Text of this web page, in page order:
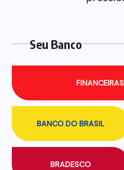
Seu Banco
BANCO DO BRASIL
BRADESCO